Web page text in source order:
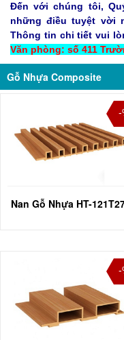
Đến với chúng tôi,
những điều tuyệt vời
Thông tin chi tiết vui
Văn phòng: số 411
Gỗ Nhựa Composite
-
Nan Gỗ Nhựa HT-
-